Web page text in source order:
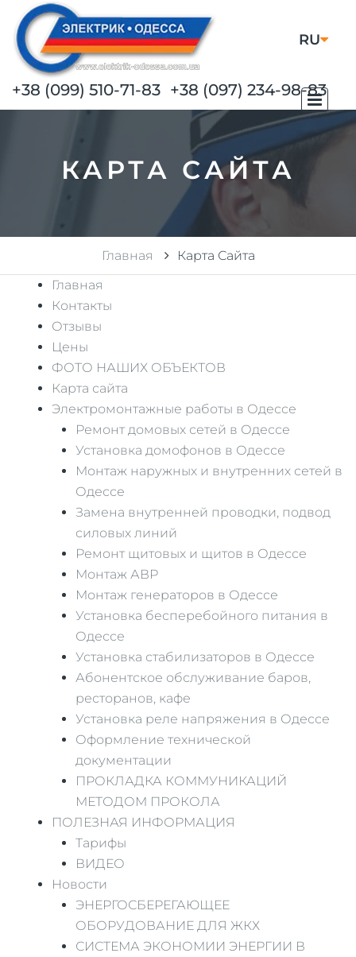
RU
+38 (099) 510-71-83 +38 (097) 234-98-83
КАРТА САЙТА
Главная
Карта Сайта
Главная
Контакты
Отзывы
Цены
ФОТО НАШИХ ОБЪЕКТОВ
Карта сайта
Электромонтажные работы в Одессе
Ремонт домовых сетей в Одессе
Установка домофонов в Одессе
Монтаж наружных и внутренних сетей в
Одессе
Замена внутренней проводки, подвод
силовых линий
Ремонт щитовых и щитов в Одессе
Монтаж АВР
Монтаж генераторов в Одессе
Установка бесперебойного питания в
Одессе
Установка стабилизаторов в Одессе
Абонентское обслуживание баров,
ресторанов, кафе
Установка реле напряжения в Одессе
Оформление технической
документации
ПРОКЛАДКА КОММУНИКАЦИЙ
МЕТОДОМ ПРОКОЛА
ПОЛЕЗНАЯ ИНФОРМАЦИЯ
Тарифы
ВИДЕО
Новости
ЭНЕРГОСБЕРЕГАЮЩЕЕ
ОБОРУДОВАНИЕ ДЛЯ ЖКХ
СИСТЕМА ЭКОНОМИИ ЭНЕРГИИ В